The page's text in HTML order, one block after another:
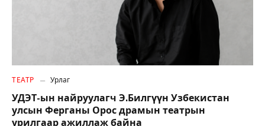
ТЕАТР Урлаг
УДЭТ-ын найруулагч Э.Билгүүн Узбекистан
улсын Ферганы Орос драмын театрын
урилгаар ажиллаж байна